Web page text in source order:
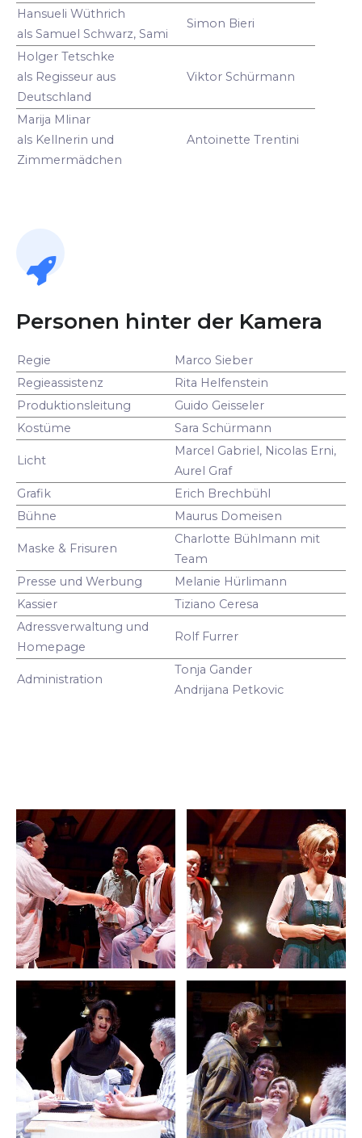
Hansueli Wüthrich
als Samuel Schwarz, Sami
Simon Bieri
Holger Tetschke
als Regisseur aus
Deutschland
Viktor Schürmann
Marija Mlinar
als Kellnerin und
Zimmermädchen
Antoinette Trentini
Personen hinter der Kamera
Regie
Marco Sieber
Regieassistenz
Rita Helfenstein
Produktionsleitung
Guido Geisseler
Kostüme
Sara Schürmann
Licht
Marcel Gabriel, Nicolas Erni,
Aurel Graf
Grafik
Erich Brechbühl
Bühne
Maurus Domeisen
Maske & Frisuren
Charlotte Bühlmann mit
Team
Presse und Werbung
Melanie Hürlimann
Kassier
Tiziano Ceresa
Adressverwaltung und
Homepage
Rolf Furrer
Administration
Tonja Gander
Andrijana Petkovic